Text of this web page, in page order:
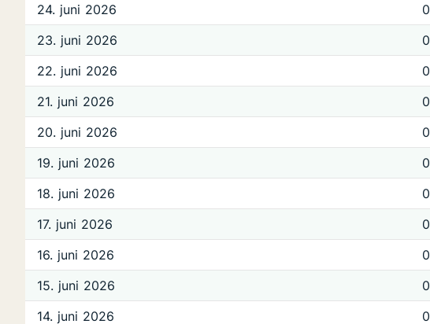
24. juni 2026
0
23. juni 2026
0
22. juni 2026
0
21. juni 2026
0
20. juni 2026
0
19. juni 2026
0
18. juni 2026
0
17. juni 2026
0
16. juni 2026
0
15. juni 2026
0
14. juni 2026
0